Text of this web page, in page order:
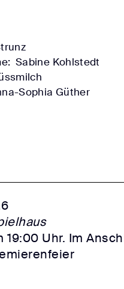
Sabine Kohlstedt
Sophia Güther
19:00 Uhr. Im